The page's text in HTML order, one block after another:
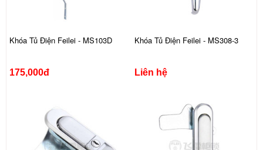
Khóa Tủ Điện Feilei - MS103D
175,000đ
Khóa Tủ Điện Feilei - MS308-3
Liên hệ